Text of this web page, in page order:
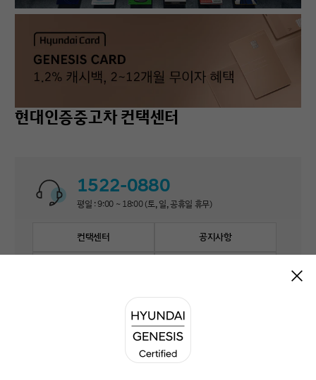
현대인증중고차 컨택센터
1522-0880
평일 : 9:00 ~ 18:00 (토, 일, 공휴일 휴무)
컨택센터 공지사항